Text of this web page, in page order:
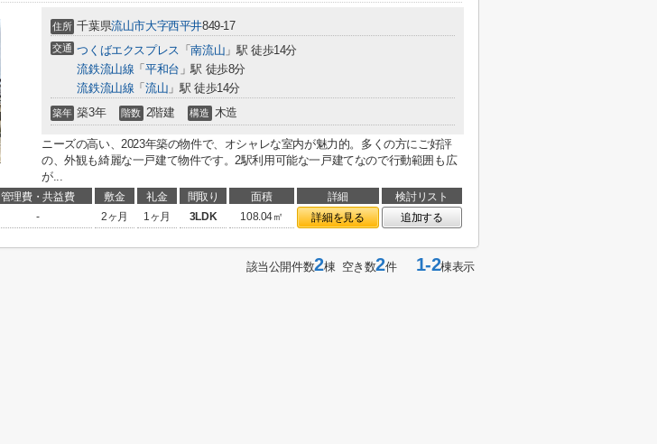
住所 千葉県流山市大字西平井849-17
交通 つくばエクスプレス 「南流山 」駅 徒歩14分
流鉄流山線 「 平和台 」駅 徒歩8分
流鉄流山線 「 流山 」駅 徒歩14分
築年 築3年 階数 2階建 構造 木造
ニーズの高い、2023年築の物件で、オシャレな室内が魅力的。多くの方にご好評
の、外観も綺麗な一戸建て物件です。2駅利用可能な一戸建てなので行動範囲も広
が...
管理費・共益費 敷金 礼金 間取り 面積 詳細
検討リスト
- 2ヶ月 1ヶ月 3LDK 108.04㎡ 詳細を見る 追加する
該当公開件数2棟 空き数2件1-2棟表示